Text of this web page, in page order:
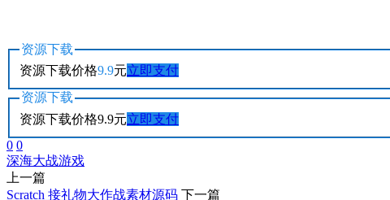
资源下载
资源下载价格9.9元立即支付
资源下载
资源下载价格9.9元立即支付
0 0
深海大战游戏
上一篇
Scratch 接礼物大作战素材源码 下一篇